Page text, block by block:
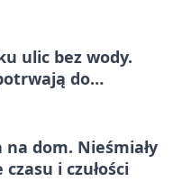
ulic bez wody.
do
dom. Nieśmiały
i czułości